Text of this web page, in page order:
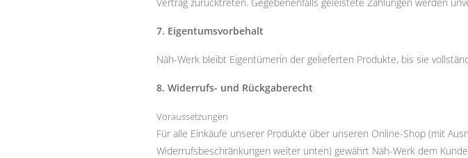
7. Eigentumsvorbehalt
Näh-Werk bleibt Eigentümerin der gelieferten Produkte, bis sie
8. Widerrufs- und Rückgaberecht
Voraussetzungen
Für alle Einkäufe unserer Produkte über unseren Online-Shop (mit
Widerrufsbeschränkungen weiter unten) gewährt Näh-Werk dem